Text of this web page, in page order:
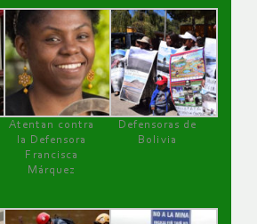
Atentan contra
la Defensora
Francisca
Márquez
Defensoras de
Bolivia